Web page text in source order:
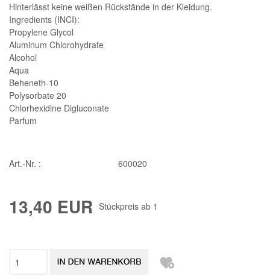
Hinterlässt keine weißen Rückstände in der Kleidung.
Ingredients (INCI):
Propylene Glycol
Aluminum Chlorohydrate
Alcohol
Aqua
Beheneth-10
Polysorbate 20
Chlorhexidine Digluconate
Parfum
Art.-Nr. : 600020
13,40 EUR Stückpreis ab 1